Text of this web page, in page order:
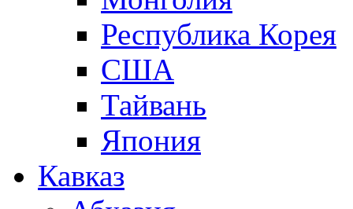
Республика Корея
США
Тайвань
Япония
Кавказ